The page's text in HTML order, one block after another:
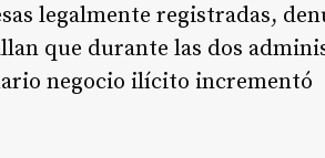
legalmente registradas,
que durante las dos
negocio ilícito incrementó